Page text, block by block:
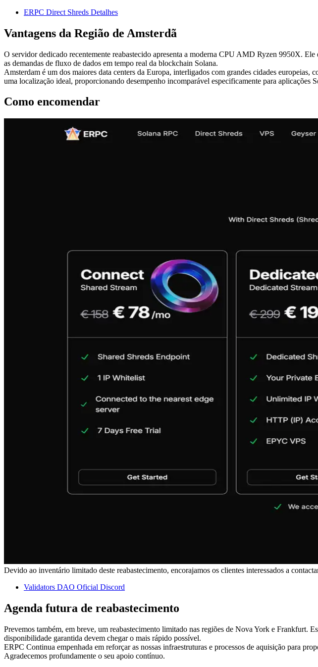
ERPC Direct Shreds Detalhes
Vantagens da Região de Amsterdã
O servidor dedicado recentemente reabastecido apresenta a moderna CPU AMD Ryzen 9950X.
as demandas de fluxo de dados em tempo real da blockchain Solana.
Amsterdam é um dos maiores data centers da Europa, interligados com grandes cidades
uma localização ideal, proporcionando desempenho incomparável especificamente para aplicações
Como encomendar
Devido ao inventário limitado deste reabastecimento, encorajamos os clientes interessados a
Validators DAO Oficial Discord
Agenda futura de reabastecimento
Prevemos também, em breve, um reabastecimento limitado nas regiões de Nova York e Frankfurt.
disponibilidade garantida devem chegar o mais rápido possível.
ERPC Continua empenhada em reforçar as nossas infraestruturas e processos de aquisição para
Agradecemos profundamente o seu apoio contínuo.